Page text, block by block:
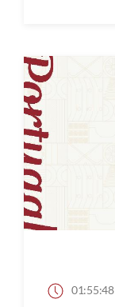
01:55:48